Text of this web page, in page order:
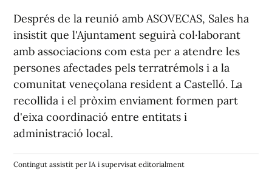
Després de la reunió amb ASOVECAS, Sales ha
insistit que l'Ajuntament seguirà col·laborant
amb associacions com esta per a atendre les
persones afectades pels terratrémols i a la
comunitat veneçolana resident a Castelló. La
recollida i el pròxim enviament formen part
d'eixa coordinació entre entitats i
administració local.
Contingut assistit per IA i supervisat editorialment